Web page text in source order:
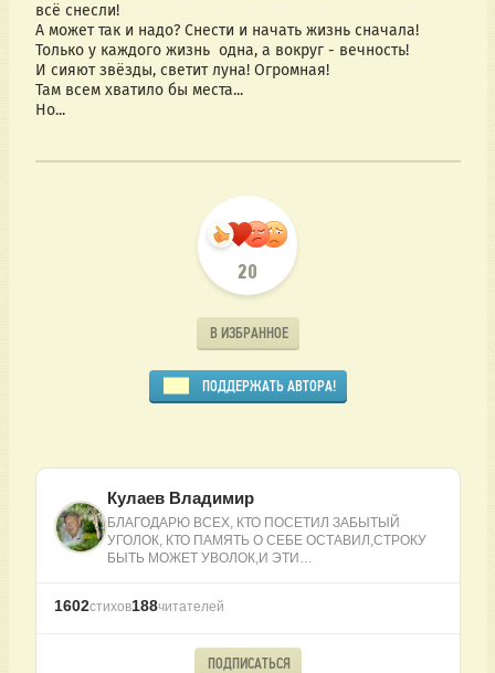
всё снесли!
А может так и надо? Снести и начать жизнь сначала!
Только у каждого жизнь  одна, а вокруг - вечность!
И сияют звёзды, светит луна! Огромная!
Там всем хватило бы места...
Но...
20
В ИЗБРАННОЕ
ПОДДЕРЖАТЬ АВТОРА!
Кулаев Владимир
БЛАГОДАРЮ ВСЕХ, КТО ПОСЕТИЛ ЗАБЫТЫЙ
УГОЛОК, КТО ПАМЯТЬ О СЕБЕ ОСТАВИЛ,СТРОКУ
БЫТЬ МОЖЕТ УВОЛОК,И ЭТИ…
1602стихов188читателей
ПОДПИСАТЬСЯ